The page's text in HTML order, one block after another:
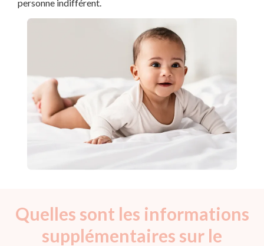
personne indifférent.
Quelles sont les informations
supplémentaires sur le